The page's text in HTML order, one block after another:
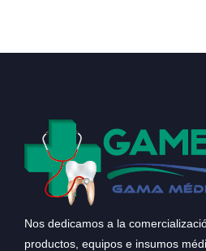
Nos dedicamos a la
productos, equipos e insumos